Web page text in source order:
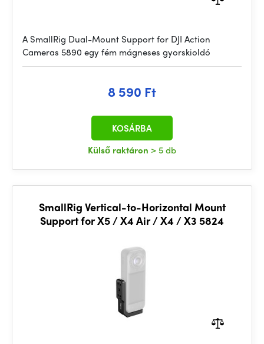
A SmallRig Dual-Mount Support for DJI Action
Cameras 5890 egy fém mágneses gyorskioldó
8 590 Ft
Külső raktáron > 5 db
KOSÁRBA
SmallRig Vertical-to-Horizontal Mount
Support for X5 / X4 Air / X4 / X3 5824